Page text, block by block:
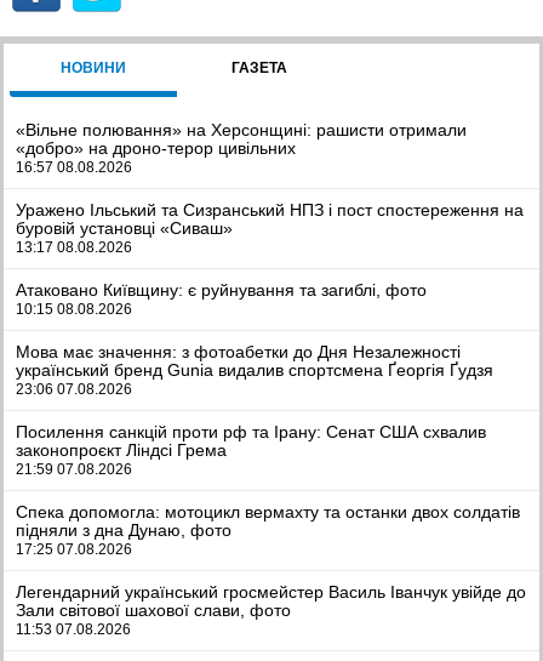
НОВИНИ ГАЗЕТА
«Вільне полювання» на Херсонщині: рашисти отримали
«добро» на дроно-терор цивільних
16:57 08.08.2026
Уражено Ільський та Сизранський НПЗ і пост спостереження на
буровій установці «Сиваш»
13:17 08.08.2026
Атаковано Київщину: є руйнування та загиблі, фото
10:15 08.08.2026
Мова має значення: з фотоабетки до Дня Незалежності
український бренд Gunia видалив спортсмена Ґеоргія Ґудзя
23:06 07.08.2026
Посилення санкцій проти рф та Ірану: Сенат США схвалив
законопроєкт Ліндсі Грема
21:59 07.08.2026
Спека допомогла: мотоцикл вермахту та останки двох солдатів
підняли з дна Дунаю, фото
17:25 07.08.2026
Легендарний український гросмейстер Василь Іванчук увійде до
Зали світової шахової слави, фото
11:53 07.08.2026